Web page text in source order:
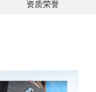
资质荣誉